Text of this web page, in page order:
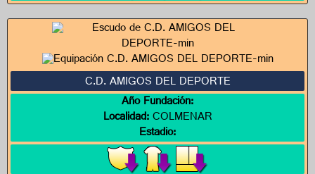
C.D. AMIGOS DEL DEPORTE
Año Fundación:
Localidad:COLMENAR
Estadio: